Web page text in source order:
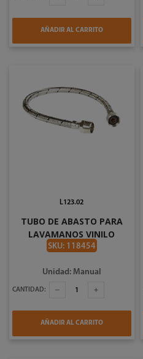
AÑADIR AL CARRITO
TUBO DE ABASTO PARA
LAVAMANOS VINILO
BLANCO DE 3/8 X 1/2 X 16
SKU: 118454
L123.02
Unidad: Manual
CANTIDAD:
AÑADIR AL CARRITO